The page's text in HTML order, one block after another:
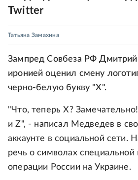
Twitter
Татьяна Замахина
Зампред Совбеза РФ
иронией оценил смену
черно-белую букву "Х".
"Что, теперь X?
и Z", - написал Медведев в
аккаунте в социальной сети.
речь о символах специальной
операции России на Украине.